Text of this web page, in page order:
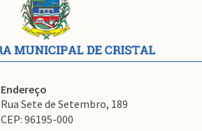
Rodapé
Endereço
Rua Sete de Setembro, 189
CEP: 96195-000